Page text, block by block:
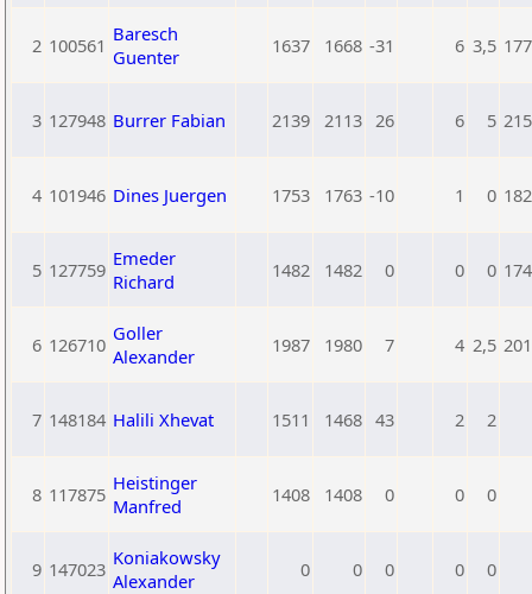
2 100561 Baresch
Guenter
1637 1668 -31 6 3,5
3 127948 Burrer Fabian 2139 2113 26 6 5
4 101946 Dines Juergen 1753 1763 -10 1 0
5 127759 Emeder
Richard
1482 1482 0 0 0
6 126710 Goller
Alexander
1987 1980 7 4 2,5
7 148184 Halili Xhevat 1511 1468 43 2 2
8 117875 Heistinger
Manfred
1408 1408 0 0 0
9 147023 Koniakowsky
Alexander
0 0 0 0 0